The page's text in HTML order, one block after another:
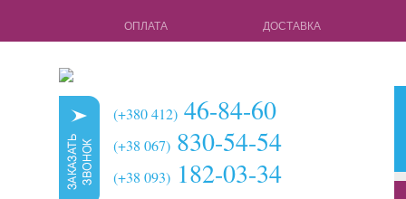
ОПЛАТА ДОСТАВКА
(+380 412) 46-84-60
(+38 067) 830-54-54
(+38 093) 182-03-34